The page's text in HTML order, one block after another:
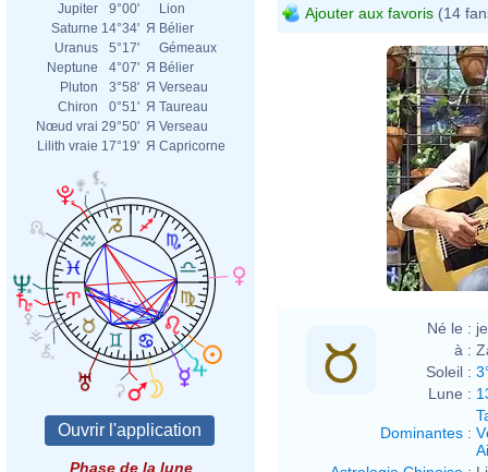
Jupiter
9°00'
Lion
Saturne 14°34' Я Bélier
Uranus
5°17'
Gémeaux
Neptune
4°07' Я Bélier
Pluton
3°58' Я Verseau
Chiron
0°51' Я Taureau
Nœud vrai 29°50' Я Verseau
Lilith vraie 17°19' Я Capricorne
Phase de la lune
Ajouter aux favoris (14
Né le :
à :
Soleil :
Lune :
Dominantes :